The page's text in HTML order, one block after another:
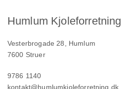
Humlum Kjoleforretning
Vesterbrogade 28, Humlum
7600 Struer
9786 1140
kontakt@humlumkjoleforretning.dk